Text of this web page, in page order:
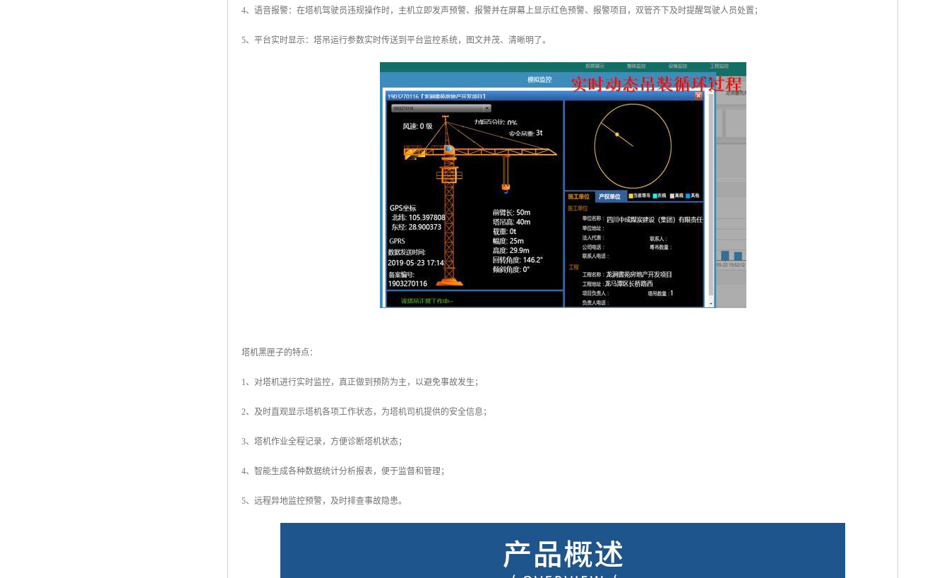
4、语音报警：在塔机驾驶员违规操作时，主机立即发声预警、报警并在屏幕上显示红色预警、报警项目，双管齐下及时提醒驾驶人员处置；
5、平台实时显示：塔吊运行参数实时传送到平台监控系统，图文并茂、清晰明了。
塔机黑匣子的特点：
1、对塔机进行实时监控，真正做到预防为主，以避免事故发生；
2、及时直观显示塔机各项工作状态，为塔机司机提供的安全信息；
3、塔机作业全程记录，方便诊断塔机状态；
4、智能生成各种数据统计分析报表，便于监督和管理；
5、远程异地监控预警，及时排查事故隐患。